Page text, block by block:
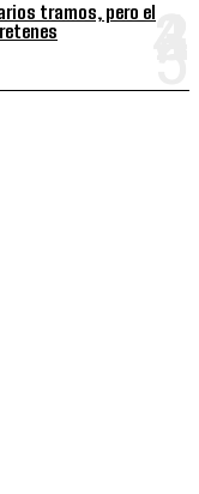
tramos, pero el